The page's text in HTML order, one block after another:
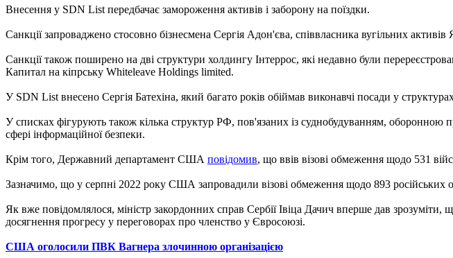
Внесення у SDN List передбачає замороження активів і заборону на поїздки.
Санкції запроваджено стосовно бізнесмена Сергія Адон'єва, співвласника вугільних
Санкції також поширено на дві структури холдингу Інтеррос, які недавно були
Капитал на кіпрську Whiteleave Holdings limited.
У SDN List внесено Сергія Батехіна, який багато років обіймав виконавчі посади у
У списках фігурують також кілька структур РФ, пов'язаних із суднобудуванням, оборонною
сфері інформаційної безпеки.
Крім того, Державний департамент США повідомив, що ввів візові обмеження щодо 531
Зазначимо, що у серпні 2022 року США запровадили візові обмеження щодо 893 російських
Як вже повідомлялося, міністр закордонних справ Сербії Івіца Дачич вперше дав зрозуміти,
досягнення прогресу у переговорах про членство у Євросоюзі.
США оголосили ПВК Вагнера злочинною організацією